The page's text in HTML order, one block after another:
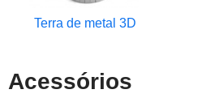
Terra de metal 3D
Acessórios